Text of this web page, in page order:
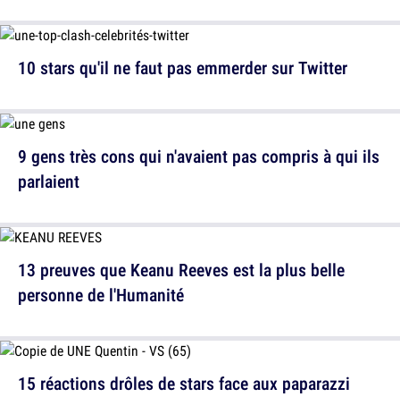
10 stars qu'il ne faut pas emmerder sur Twitter
13 preuves que Keanu Reeves est la plus belle
personne de l'Humanité
9 gens très cons qui n'avaient pas compris à qui ils
parlaient
15 réactions drôles de stars face aux paparazzi